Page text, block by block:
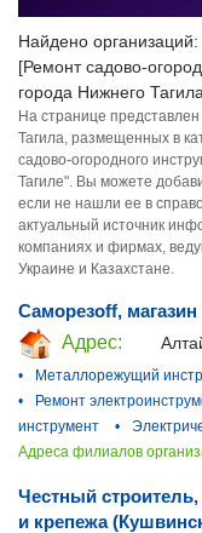
Найдено организаций:
[Ремонт садово-
города Нижнего
На странице
Тагила, размещенных в
садово-огородного
Тагиле". Вы можете
если не нашли ее в
актуальный источник
компаниях и фирмах,
Украине и Казахстане.
Саморезoff,
Адрес:
•
Металлорежущий
•
Ремонт
инструмент
•
Адреса филиалов
Честный строитель,
и крепежа